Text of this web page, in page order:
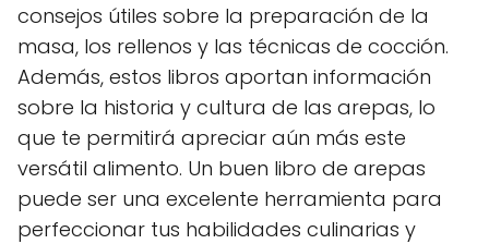
consejos útiles sobre la preparación de la
masa, los rellenos y las técnicas de cocción.
Además, estos libros aportan información
sobre la historia y cultura de las arepas, lo
que te permitirá apreciar aún más este
versátil alimento. Un buen libro de arepas
puede ser una excelente herramienta para
perfeccionar tus habilidades culinarias y